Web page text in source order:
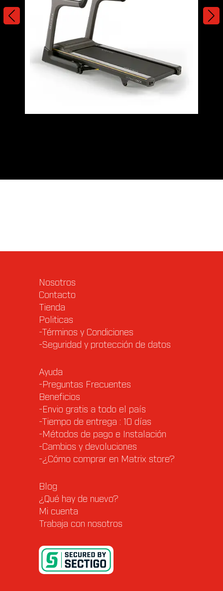
Nosotros
Contacto
Tienda
Politicas
-Términos y Condiciones
-Seguridad y protección de datos
Ayuda
-Preguntas Frecuentes
Beneficios
-Envio gratis a todo el país
-Tiempo de entrega : 10 días
-Métodos de pago e Instalación
-Cambios y devoluciones
-¿Cómo comprar en Matrix store?
Blog
¿Qué hay de nuevo?
Mi cuenta
Trabaja con nosotros